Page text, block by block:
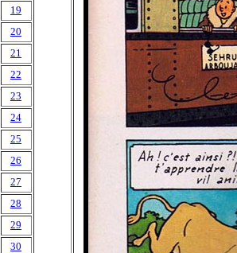
19
20
21
22
23
24
25
26
27
28
29
30